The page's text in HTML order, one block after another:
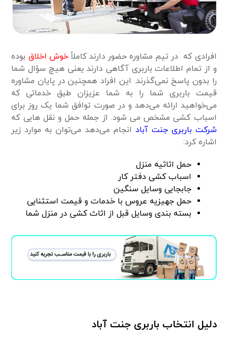
افرادی که در تیم مشاوره حضور دارند کاملاًخوش اخلاق بوده
و از تمام اطلاعات باربری آگاهی دارند یعنی هیچ سؤال شما
را بدون پاسخ نمی‌گذرند. این افراد همچنین در پایان مشاوره
قیمت باربری شما را به شما عزیزان طبق خدماتی که
می‌خواهید ارائه می‌دهد و در صورت توافق شما یک روز برای
اسباب کشی مشخص می شود. از جمله حمل و نقل هایی که
شرکت باربری جنت آباد انجام می‌دهد می‌توان به موارد زیر
اشاره کرد:
حمل اثاثیه منزل
اسباب کشی دفتر کار
جابجایی وسایل سنگین
حمل جهیزیه عروس با خدمات و قیمت استثنایی
بسته بندی وسایل قبل از اثاث کشی در منزل شما
دلیل انتخاب باربری جنت آباد